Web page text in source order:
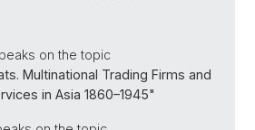
on the topic
Multinational Trading Firms and
in Asia 1860–1945"